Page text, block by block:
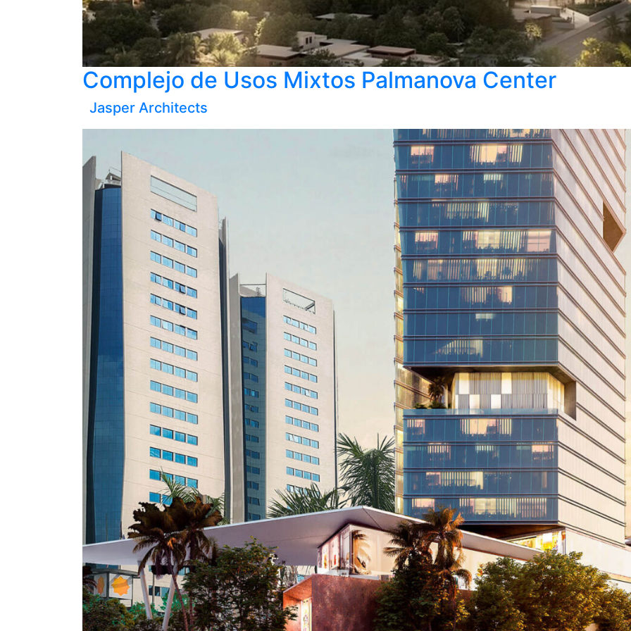
Complejo de Usos Mixtos Palmanova Center
Jasper Architects